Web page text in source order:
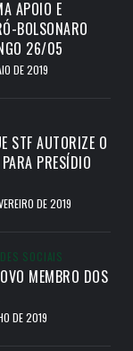
APOIO E
BOLSONARO
26/05
DE 2019
STF AUTORIZE O
PRESÍDIO
DE 2019
SOCIAIS
MEMBRO DOS
DE 2019